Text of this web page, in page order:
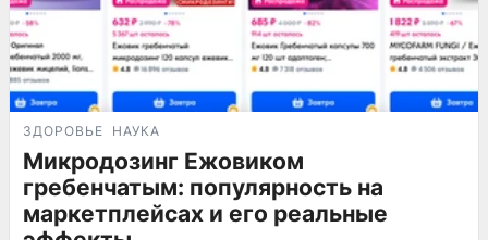
ЗДОРОВЬЕ НАУКА
Микродозинг Ежовиком
гребенчатым: популярность на
маркетплейсах и его реальные